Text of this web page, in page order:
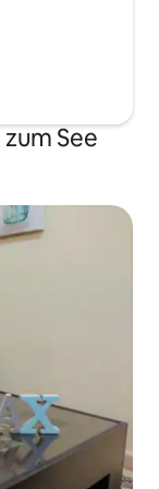
See